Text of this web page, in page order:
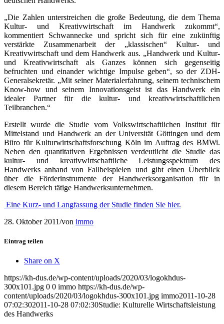
„Die Zahlen unterstreichen die große Bedeutung, die dem Thema
Kultur- und Kreativwirtschaft im Handwerk zukommt“,
kommentiert Schwannecke und spricht sich für eine zukünftig
verstärkte Zusammenarbeit der „klassischen“ Kultur- und
Kreativwirtschaft und dem Handwerk aus. „Handwerk und Kultur-
und Kreativwirtschaft als Ganzes können sich gegenseitig
befruchten und einander wichtige Impulse geben“, so der ZDH-
Generalsekretär. „Mit seiner Materialerfahrung, seinem technischem
Know-how und seinem Innovationsgeist ist das Handwerk ein
idealer Partner für die kultur- und kreativwirtschaftlichen
Teilbranchen.“
Erstellt wurde die Studie vom Volkswirtschaftlichen Institut für
Mittelstand und Handwerk an der Universität Göttingen und dem
Büro für Kulturwirtschaftsforschung Köln im Auftrag des BMWi.
Neben den quantitativen Ergebnissen verdeutlicht die Studie das
kultur- und kreativwirtschaftliche Leistungsspektrum des
Handwerks anhand von Fallbeispielen und gibt einen Überblick
über die Förderinstrumente der Handwerksorganisation für in
diesem Bereich tätige Handwerksunternehmen.
Eine Kurz- und Langfassung der Studie finden Sie hier.
28. Oktober 2011/von immo
Eintrag teilen
Share on X
https://kh-dus.de/wp-content/uploads/2020/03/logokhdus-
300x101.jpg 0 0 immo https://kh-dus.de/wp-
content/uploads/2020/03/logokhdus-300x101.jpg immo2011-10-28
07:02:302011-10-28 07:02:30Studie: Kulturelle Wirtschaftsleistung
des Handwerks